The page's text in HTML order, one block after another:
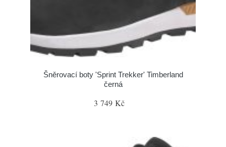
Šněrovací boty 'Sprint Trekker' Timberland
černá
3 749 Kč